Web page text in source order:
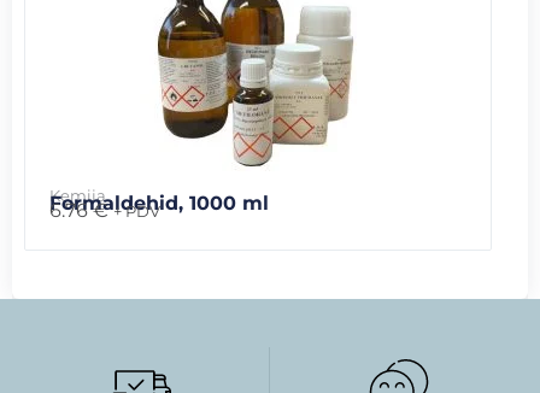
Kemija
Formaldehid, 1000 ml
6.76€ + PDV